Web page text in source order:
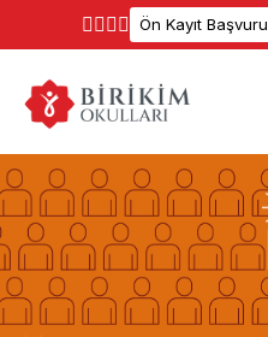
Ön Kayıt Başvuru